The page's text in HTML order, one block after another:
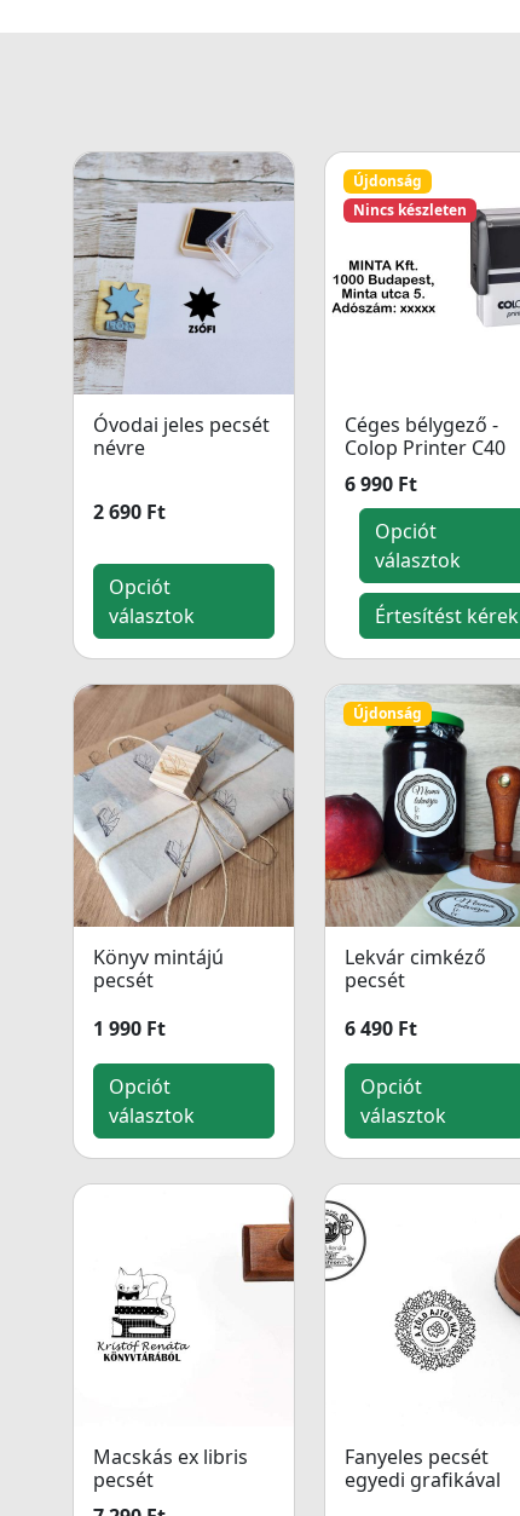
Óvodai jeles pecsét
névre
2 690 Ft
Opciót
választok
Újdonság
Nincs készleten
Céges bélygező -
Colop Printer C40
6 990 Ft
Opciót
választok
Értesítést kérek
Könyv mintájú
pecsét
1 990 Ft
Opciót
választok
Újdonság
Lekvár cimkéző
pecsét
6 490 Ft
Opciót
választok
Macskás ex libris
pecsét
Fanyeles pecsét
egyedi grafikával